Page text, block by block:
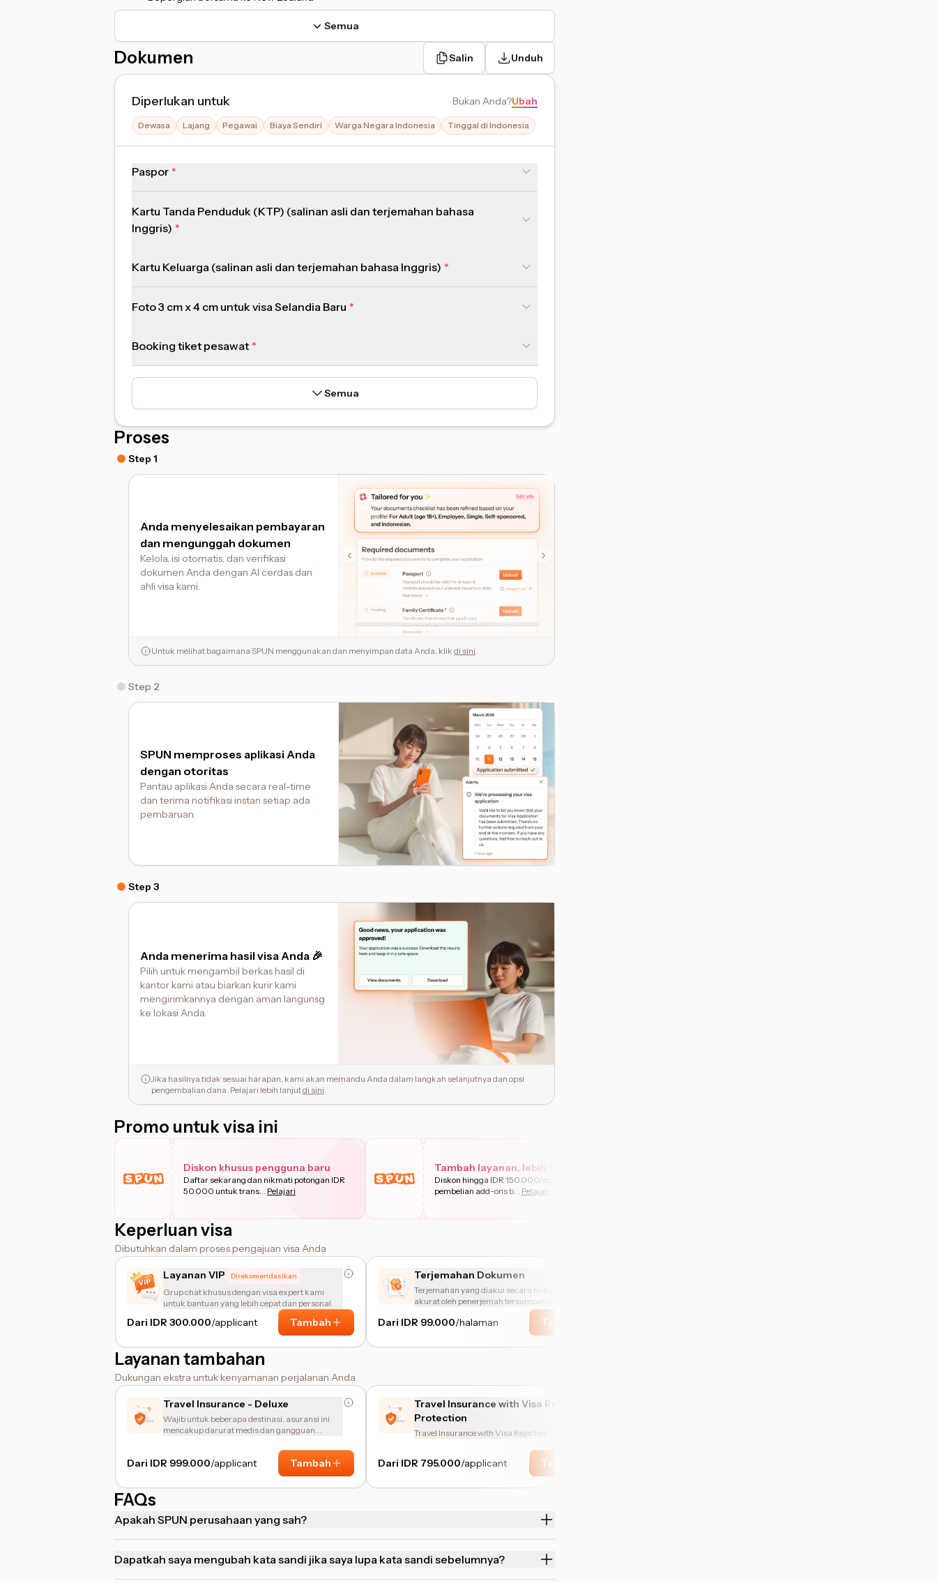
Semua
Dokumen Salin Unduh
Diperlukan untuk Bukan Anda?Ubah
Dewasa Lajang Pegawai Biaya Sendiri Warga Negara Indonesia Tinggal di Indonesia
Paspor
Kartu Tanda Penduduk (KTP) (salinan asli dan terjemahan bahasa
Inggris)
Kartu Keluarga (salinan asli dan terjemahan bahasa Inggris)
Foto 3 cm x 4 cm untuk visa Selandia Baru
Booking tiket pesawat
Semua
Proses
Step 1
Anda menyelesaikan pembayaran
dan mengunggah dokumen
Kelola, isi otomatis, dan verifikasi
dokumen Anda dengan AI cerdas dan
ahli visa kami.
Untuk melihat bagaimana SPUN menggunakan dan menyimpan data Anda, klik di sini.
Step 2
SPUN memproses aplikasi Anda
dengan otoritas
Pantau aplikasi Anda secara real-time
dan terima notifikasi instan setiap ada
pembaruan.
Step 3
Anda menerima hasil visa Anda 🎉
Pilih untuk mengambil berkas hasil di
kantor kami atau biarkan kurir kami
mengirimkannya dengan aman langunsg
ke lokasi Anda.
Jika hasilnya tidak sesuai harapan, kami akan memandu Anda dalam langkah selanjutnya dan opsi
pengembalian dana. Pelajari lebih lanjutdi sini.
Promo untuk visa ini
Diskon khusus pengguna baru
Daftar sekarang dan nikmati potongan IDR
50.000 untuk trans... Pelajari
Tambah layanan, lebih hemat
Diskon hingga IDR 150.000/aplikan untuk
pembelian add-ons b... Pelajari
Keperluan visa
Dibutuhkan dalam proses pengajuan visa Anda
Layanan VIP Direkomendasikan
Grup chat khusus dengan visa expert kami
untuk bantuan yang lebih cepat dan personal.
Dari IDR 300.000/applicant Tambah
Terjemahan Dokumen
Terjemahan yang diakui secara hukum dan
akurat oleh penerjemah tersumpah kami
Dari IDR 99.000/halaman Tambah
Layanan tambahan
Dukungan ekstra untuk kenyamanan perjalanan Anda
Travel Insurance - Deluxe
Wajib untuk beberapa destinasi, asuransi ini
mencakup darurat medis dan gangguan
Dari IDR 999.000/applicant Tambah
Travel Insurance with Visa Rejection
Protection
Travel Insurance with Visa Rejection Protection
Dari IDR 795.000/applicant Tambah
FAQs
Apakah SPUN perusahaan yang sah?
Dapatkah saya mengubah kata sandi jika saya lupa kata sandi sebelumnya?